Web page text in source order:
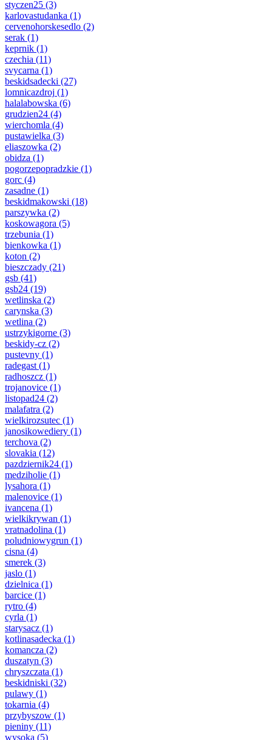
styczen25 (3)
karlovastudanka (1)
cervenohorskesedlo (2)
serak (1)
keprnik (1)
czechia (11)
svycarna (1)
beskidsadecki (27)
lomnicazdroj (1)
halalabowska (6)
grudzien24 (4)
wierchomla (4)
pustawielka (3)
eliaszowka (2)
obidza (1)
pogorzepopradzkie (1)
gorc (4)
zasadne (1)
beskidmakowski (18)
parszywka (2)
koskowagora (5)
trzebunia (1)
bienkowka (1)
koton (2)
bieszczady (21)
gsb (41)
gsb24 (19)
wetlinska (2)
carynska (3)
wetlina (2)
ustrzykigorne (3)
beskidy-cz (2)
pustevny (1)
radegast (1)
radhoszcz (1)
trojanovice (1)
listopad24 (2)
malafatra (2)
wielkirozsutec (1)
janosikowediery (1)
terchova (2)
slovakia (12)
pazdziernik24 (1)
medziholie (1)
lysahora (1)
malenovice (1)
ivancena (1)
wielkikrywan (1)
vratnadolina (1)
poludniowygrun (1)
cisna (4)
smerek (3)
jaslo (1)
dzielnica (1)
barcice (1)
rytro (4)
cyrla (1)
starysacz (1)
kotlinasadecka (1)
komancza (2)
duszatyn (3)
chryszczata (1)
beskidniski (32)
pulawy (1)
tokarnia (4)
przybyszow (1)
pieniny (11)
wysoka (5)